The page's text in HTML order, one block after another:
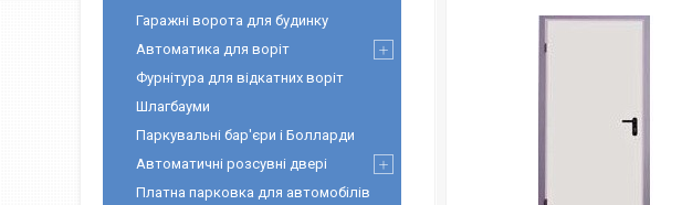
Гаражні ворота для будинку
Автоматика для воріт
Фурнітура для відкатних воріт
Шлагбауми
Паркувальні бар'єри і Болларди
Автоматичні розсувні двері
Платна парковка для автомобілів